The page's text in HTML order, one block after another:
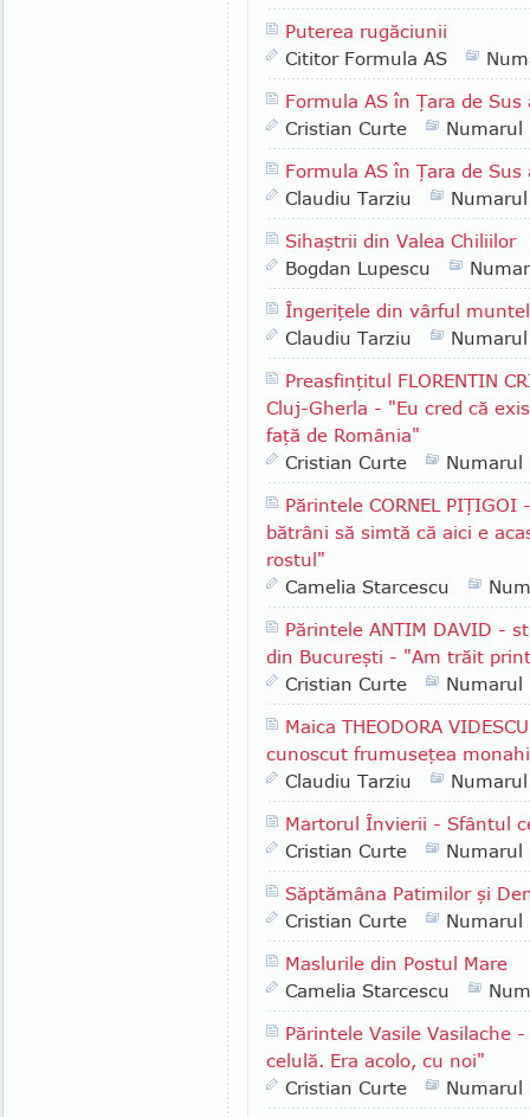
Puterea rugăciunii
Cititor Formula AS
Formula AS în Ţara de
Cristian Curte
Numarul
Formula AS în Ţara de
Claudiu Tarziu
Sihaştrii din Valea Chiliilor
Bogdan Lupescu
Îngeriţele din vârful
Claudiu Tarziu
Preasfinţitul FLORENTIN
Cluj-Gherla - "Eu cred că
faţă de România"
Cristian Curte
Numarul
Părintele CORNEL
bătrâni să simtă că aici e
rostul"
Camelia Starcescu
Părintele ANTIM DAVID -
din Bucureşti - "Am trăit
Cristian Curte
Numarul
Maica THEODORA
cunoscut frumuseţea
Claudiu Tarziu
Martorul Învierii - Sfântul
Cristian Curte
Numarul
Săptămâna Patimilor şi
Cristian Curte
Numarul
Maslurile din Postul Mare
Camelia Starcescu
Părintele Vasile Vasilache
celulă. Era acolo, cu noi"
Cristian Curte
Numarul